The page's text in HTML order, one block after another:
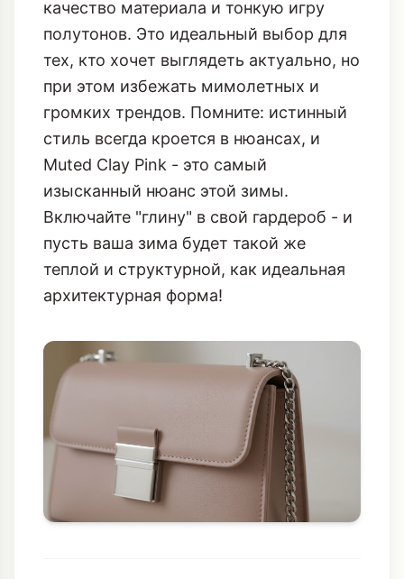
качество материала и тонкую игру
полутонов. Это идеальный выбор для
тех, кто хочет выглядеть актуально, но
при этом избежать мимолетных и
громких трендов. Помните: истинный
стиль всегда кроется в нюансах, и
Muted Clay Pink - это самый
изысканный нюанс этой зимы.
Включайте "глину" в свой гардероб - и
пусть ваша зима будет такой же
теплой и структурной, как идеальная
архитектурная форма!